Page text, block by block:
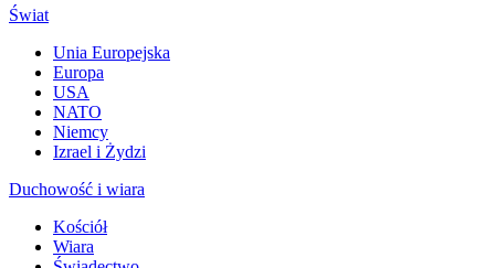
Świat
Unia Europejska
Europa
USA
NATO
Niemcy
Izrael i Żydzi
Duchowość i wiara
Kościół
Wiara